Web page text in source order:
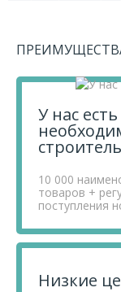
поставщиков.
Везувий,
Если у вас
телефону+7 812
сайте.
У нас
10 000
товаров +
поступления
Низкие